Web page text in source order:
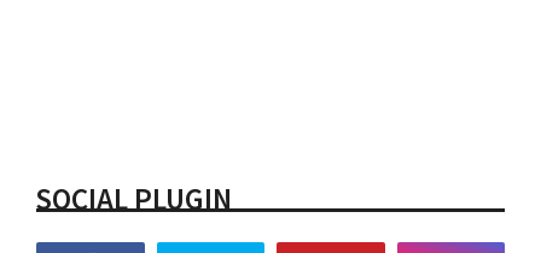
SOCIAL PLUGIN